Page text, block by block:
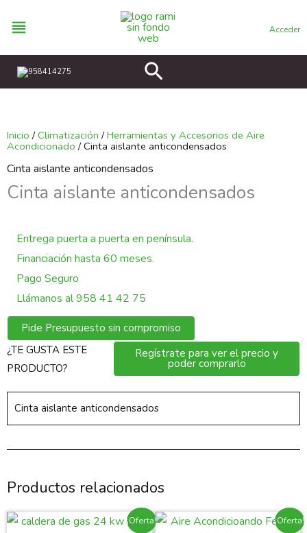
Acceder
958414275 Buscar
Inicio /Climatización /Herramientas y Accesorios de Aire
Acondicionado / Cinta aislante anticondensados
Cinta aislante anticondensados
Cinta aislante anticondensados
Entrega puerta a puerta en península.
Financiación hasta 60 meses.
Pago Seguro
Llámanos al 958 41 42 75
Pide Presupuesto sin compromiso
¿TE GUSTA ESTE
PRODUCTO?
Regístrate para ver el precio y
poder comprarlo
Cinta aislante anticondensados
Productos relacionados
¡Oferta! ¡Oferta!